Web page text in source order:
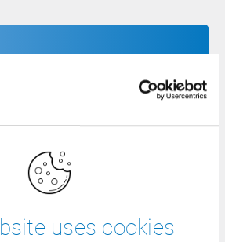
uses cookies
ydinprosesseille